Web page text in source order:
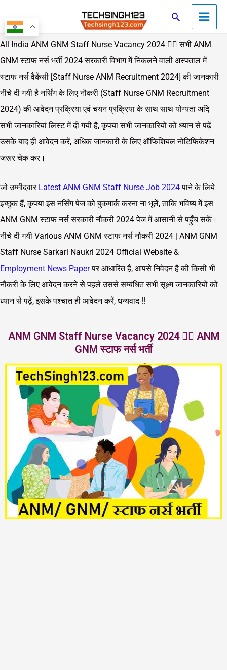
to
content
SearchMain
Menu
All India ANM GNM Staff Nurse Vacancy 2024 👨‍⚕️ सभी ANM
GNM स्टाफ नर्स भर्ती 2024 सरकारी विभाग में निकलने वाली अस्पताल में
स्टाफ नर्स वैकेंसी [Staff Nurse ANM Recruitment 2024] की जानकारी
नीचे दी गयी है नर्सिंग के लिए नौकरी (Staff Nurse GNM Recruitment
2024) की आवेदन प्रक्रिया एवं चयन प्रक्रिया के साथ साथ योग्यता अदि
सभी जानकारियां लिस्ट में दी गयी है, कृपया सभी जानकारियों को ध्यान से पढ़ें
उसके बाद ही आवेदन करें, अधिक जानकारी के लिए ऑफिशियल नोटिफिकेशन
जरूर चेक कर।
जो उम्मीदवार Latest ANM GNM Staff Nurse Job 2024पाने के लिये
इच्छुक हैं, कृपया इस नर्सिंग पेज को बुकमार्क करना ना भूलें, ताकि भविष्य में इस
ANM GNM स्टाफ नर्स सरकारी नौकरी 2024 पेज में आसानी से पहुँच सकें।
नीचे दी गयी Various ANM GNM स्टाफ नर्स नौकरी 2024 | ANM GNM
Staff Nurse Sarkari Naukri 2024 Official Website &
Employment News Paperपर आधारित हैं, आपसे निवेदन है की किसी भी
नौकरी के लिए आवेदन करने से पहले उससे सम्बंधित सभी सूक्ष्म जानकारियों को
ध्यान से पढ़ें, इसके पश्चात ही आवेदन करें, धन्यवाद !!
ANM GNM Staff Nurse Vacancy 2024 👩‍⚕️ ANM
GNM स्टाफ नर्स भर्ती